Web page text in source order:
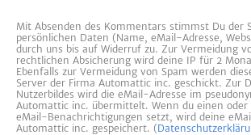
Mit Absenden des Kommentars stimmst Du der
persönlichen Daten (Name, eMail-Adresse,
durch uns bis auf Widerruf zu. Zur Vermeidung
rechtlichen Absicherung wird deine IP für 2
Ebenfalls zur Vermeidung von Spam werden
Server der Firma Automattic inc. geschickt. Zur
Nutzerbildes wird die eMail-Adresse im
Automattic inc. übermittelt. Wenn du einen oder
eMail-Benachrichtigungen setzt, wird deine
Automattic inc. gespeichert. (